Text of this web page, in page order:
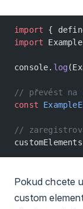
import {
import Example
console. log
// převést na
const
//
Pokud chcete
custom